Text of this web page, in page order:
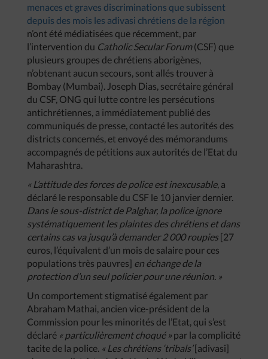
menaces et graves discriminations que subissent
depuis des mois les adivasi chrétiens de la région
n’ont été médiatisées que récemment, par
l’intervention du Catholic Secular Forum(CSF) que
plusieurs groupes de chrétiens aborigènes,
n’obtenant aucun secours, sont allés trouver à
Bombay (Mumbai). Joseph Dias, secrétaire général
du CSF, ONG qui lutte contre les persécutions
antichrétiennes, a immédiatement publié des
communiqués de presse, contacté les autorités des
districts concernés, et envoyé des mémorandums
accompagnés de pétitions aux autorités de l’Etat du
Maharashtra.
« L’attitude des forces de police est inexcusable, a
déclaré le responsable du CSF le 10 janvier dernier.
Dans le sous-district de Palghar, la police ignore
systématiquement les plaintes des chrétiens et dans
certains cas va jusqu’à demander 2 000 roupies[27
euros, l’équivalent d’un mois de salaire pour ces
populations très pauvres] en échange de la
protection d’un seul policier pour une réunion. »
Un comportement stigmatisé également par
Abraham Mathai, ancien vice-président de la
Commission pour les minorités de l’Etat, qui s’est
déclaré « particulièrement choqué » par la complicité
tacite de la police. « Les chrétiens ‘tribals’[adivasi]